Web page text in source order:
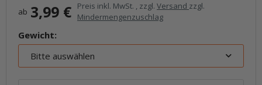
ab 3,99 € Preis inkl. MwSt. , zzgl. Versand zzgl.
Mindermengenzuschlag
Gewicht:
Bitte auswählen